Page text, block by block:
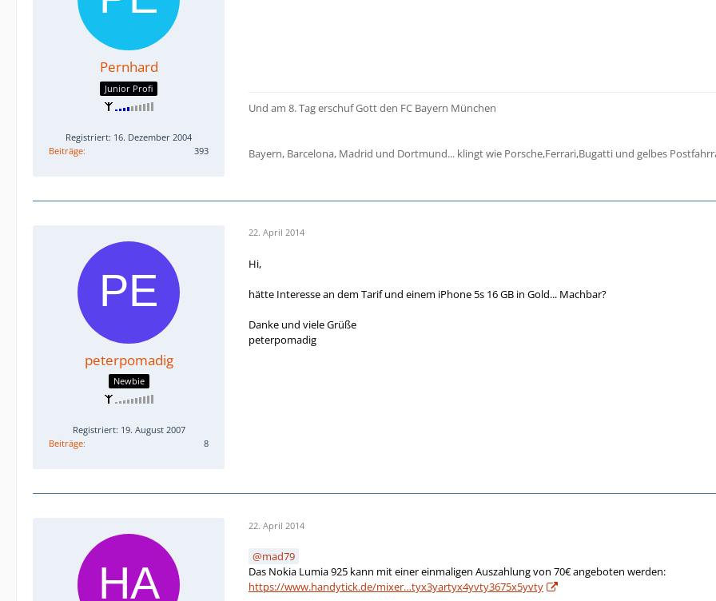
Pernhard
Junior Profi
Registriert: 16. Dezember 2004
Beiträge
393
Und am 8. Tag erschuf Gott den FC Bayern München
Bayern, Barcelona, Madrid und Dortmund... klingt wie Porsche,Ferrari,Bugatti und gelbes
peterpomadig
Newbie
Registriert: 19. August 2007
Beiträge
8
22. April 2014
Hi,
hätte Interesse an dem Tarif und einem iPhone 5s 16 GB in Gold... Machbar?
Danke und viele Grüße
peterpomadig
22. April 2014
mad79
Das Nokia Lumia 925 kann mit einer einmaligen Auszahlung von 70€ angeboten werden:
https://www.handytick.de/mixer…tyx3yartyx4yvty3675x5yvty